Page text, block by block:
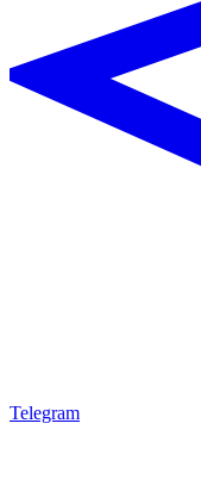
Telegram